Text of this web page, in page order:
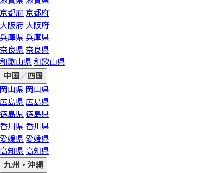
京都府 京都府
大阪府 大阪府
兵庫県 兵庫県
奈良県 奈良県
和歌山県 和歌山県
中国／四国
岡山県 岡山県
広島県 広島県
徳島県 徳島県
香川県 香川県
愛媛県 愛媛県
高知県 高知県
九州・沖縄